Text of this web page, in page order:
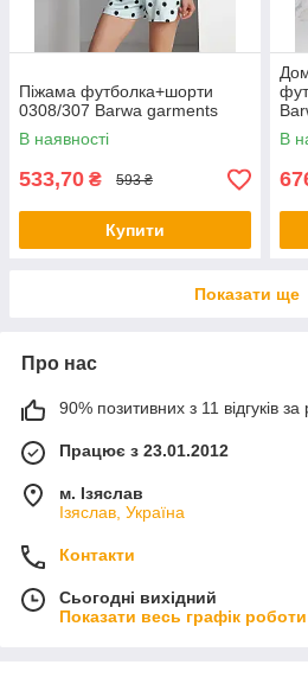
Піжама футболка+шорти
0308/307 Barwa garments
В наявності
533,70 ₴ 593 ₴
Купити
В
Показати ще
Про нас
90% позитивних з 11 відгуків за
Працює з 23.01.2012
м. Ізяслав
Ізяслав, Україна
Контакти
Сьогодні вихідний
Показати весь графік роботи